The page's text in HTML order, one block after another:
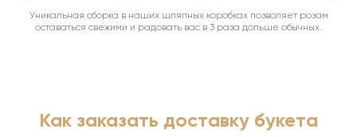
Уникальная сборка в наших шляпных коробках позволяет розам
оставаться свежими и радовать вас в 3 раза дольше обычных.
Как заказать доставку букета